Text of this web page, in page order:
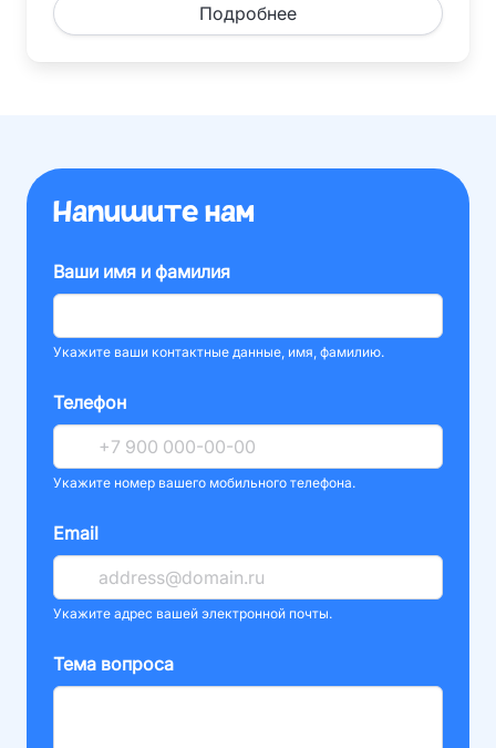
Подробнее
Напишите нам
Ваши имя и фамилия
Укажите ваши контактные данные, имя, фамилию.
Телефон
Укажите номер вашего мобильного телефона.
Email
Укажите адрес вашей электронной почты.
Тема вопроса